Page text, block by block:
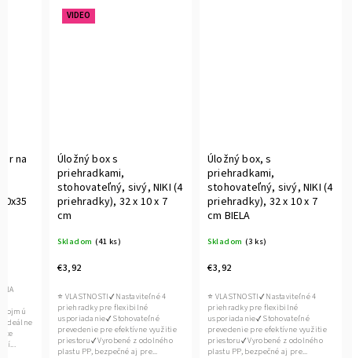
na
NA
pojmú
Ideálne
VIDEO
Úložný box s
priehradkami,
stohovateľný, sivý, NIKI (4
priehradky), 32 x 10 x 7
cm
Skladom (41 ks)
€3,92
⭐ VLASTNOSTI✔ Nastaviteľné 4
priehradky pre flexibilné
usporiadanie✔ Stohovateľné
prevedenie pre efektívne využitie
priestoru✔ Vyrobené z odolného
plastu PP, bezpečné aj pre...
Úložný box, s
priehradkami,
stohovateľný, sivý, NIKI (4
priehradky), 32 x 10 x 7
cm BIELA
Skladom (3 ks)
€3,92
⭐ VLASTNOSTI✔ Nastaviteľné 4
priehradky pre flexibilné
usporiadanie✔ Stohovateľné
prevedenie pre efektívne využitie
priestoru✔ Vyrobené z odolného
plastu PP, bezpečné aj pre...